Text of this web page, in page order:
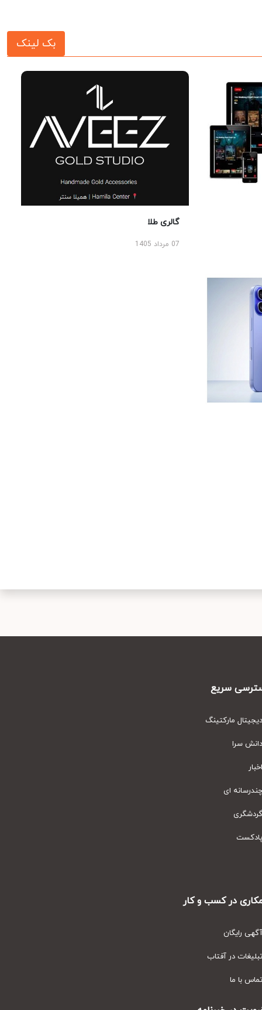
بک لینک
گالری طلا
07 مرداد 1405
سریع
مارکتینگ
سرا
ای
در کسب و کار
رایگان
در آفتاب
با ما